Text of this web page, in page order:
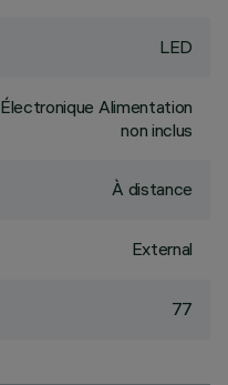
LED
Électronique Alimentation
non inclus
À distance
External
77